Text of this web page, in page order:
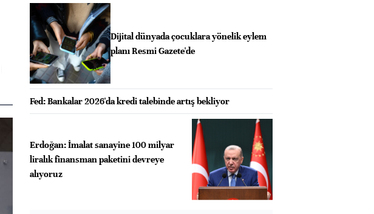
Dijital dünyada çocuklara yönelik eylem
planı Resmi Gazete'de
Fed: Bankalar 2026'da kredi talebinde artış bekliyor
Erdoğan: İmalat sanayine 100 milyar
liralık finansman paketini devreye
alıyoruz